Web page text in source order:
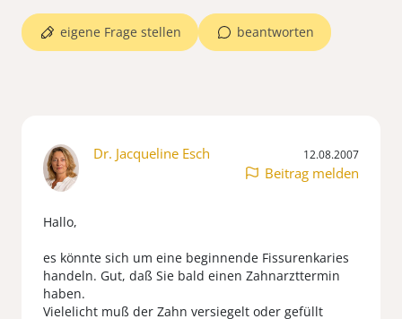
beantworten
eigene Frage stellen
Dr. Jacqueline Esch 12.08.2007
Beitrag melden
Hallo,
es könnte sich um eine beginnende Fissurenkaries
handeln. Gut, daß Sie bald einen Zahnarzttermin
haben.
Vielelicht muß der Zahn versiegelt oder gefüllt